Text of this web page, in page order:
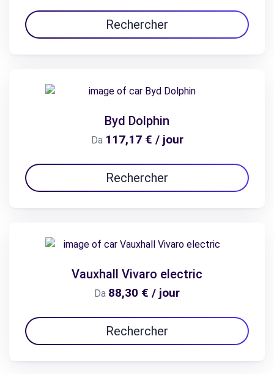
Rechercher
Byd Dolphin
Da 117,17 € / jour
Rechercher
Vauxhall Vivaro electric
Da 88,30 € / jour
Rechercher